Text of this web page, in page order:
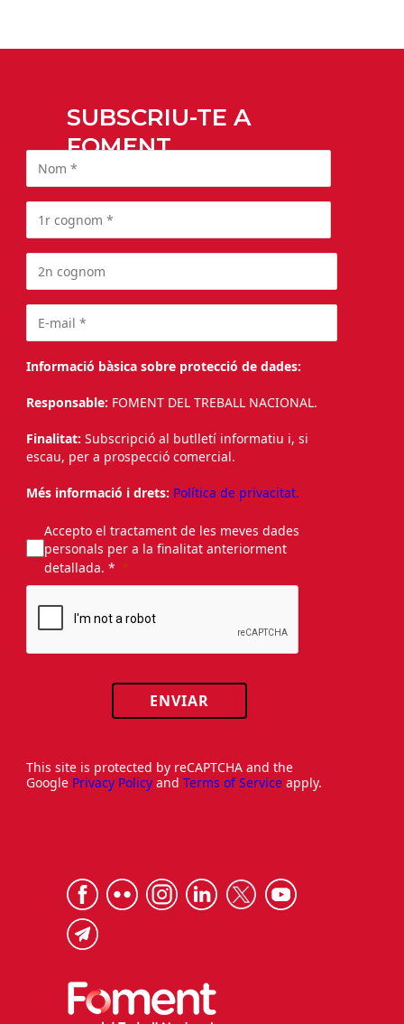
SUBSCRIU-TE A
FOMENT
Informació bàsica sobre protecció de dades:
Responsable: FOMENT DEL TREBALL NACIONAL.
Finalitat: Subscripció al butlletí informatiu i, si
escau, per a prospecció comercial.
Més informació i drets: Política de privacitat.
Accepto el tractament de les meves dades
personals per a la finalitat anteriorment
detallada. *
ENVIAR
This site is protected by reCAPTCHA and the
Google Privacy Policy and Terms of Service apply.